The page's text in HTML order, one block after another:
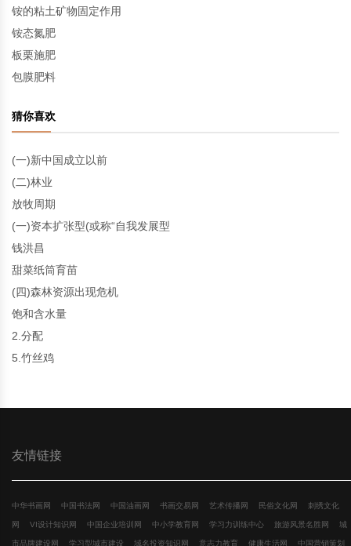
铵的粘土矿物固定作用
铵态氮肥
板栗施肥
包膜肥料
猜你喜欢
(一)新中国成立以前
(二)林业
放牧周期
(一)资本扩张型(或称“自我发展型
钱洪昌
甜菜纸筒育苗
(四)森林资源出现危机
饱和含水量
2.分配
5.竹丝鸡
友情链接
中华书画网 中国书法网 中国油画网 书画交易网 艺术传播网 民俗文化网 刺绣文化
网 VI设计知识网 中国企业培训网 中小学教育网 学习力训练中心 旅游风景名胜网 城
市品牌建设网 学习型城市建设 域名投资知识网 意志力教育 健康生活网 中国营销策划